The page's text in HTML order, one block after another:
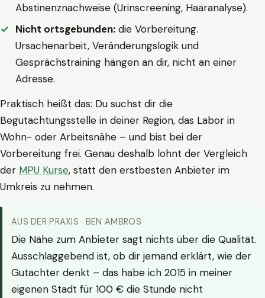
Abstinenznachweise (Urinscreening, Haaranalyse).
Nicht ortsgebunden: die Vorbereitung.
Ursachenarbeit, Veränderungslogik und
Gesprächstraining hängen an dir, nicht an einer
Adresse.
Praktisch heißt das: Du suchst dir die
Begutachtungsstelle in deiner Region, das Labor in
Wohn- oder Arbeitsnähe – und bist bei der
Vorbereitung frei. Genau deshalb lohnt der Vergleich
der MPU Kurse, statt den erstbesten Anbieter im
Umkreis zu nehmen.
AUS DER PRAXIS · BEN AMBROS
Die Nähe zum Anbieter sagt nichts über die Qualität.
Ausschlaggebend ist, ob dir jemand erklärt, wie der
Gutachter denkt – das habe ich 2015 in meiner
eigenen Stadt für 100 € die Stunde nicht